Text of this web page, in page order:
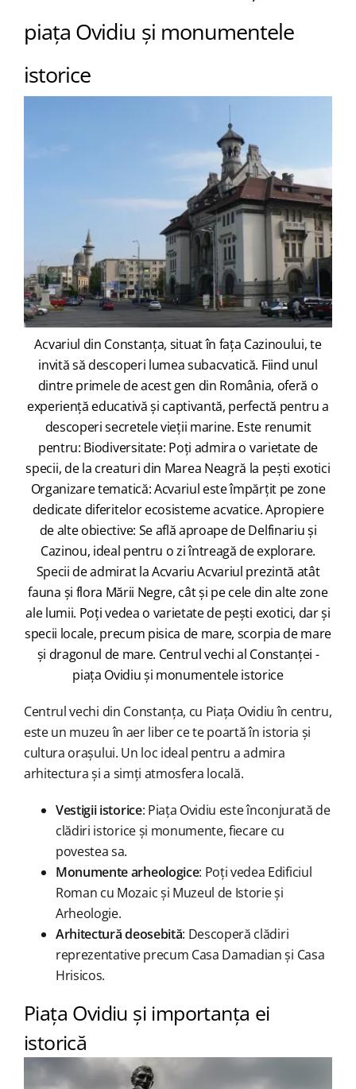
piața Ovidiu și monumentele
istorice
Acvariul din Constanța, situat în fața Cazinoului, te
invită să descoperi lumea subacvatică. Fiind unul
dintre primele de acest gen din România, oferă o
experiență educativă și captivantă, perfectă pentru a
descoperi secretele vieții marine. Este renumit
pentru: Biodiversitate: Poți admira o varietate de
specii, de la creaturi din Marea Neagră la pești exotici
Organizare tematică: Acvariul este împărțit pe zone
dedicate diferitelor ecosisteme acvatice. Apropiere
de alte obiective: Se află aproape de Delfinariu și
Cazinou, ideal pentru o zi întreagă de explorare.
Specii de admirat la Acvariu Acvariul prezintă atât
fauna și flora Mării Negre, cât și pe cele din alte zone
ale lumii. Poți vedea o varietate de pești exotici, dar și
specii locale, precum pisica de mare, scorpia de mare
și dragonul de mare. Centrul vechi al Constanței -
piața Ovidiu și monumentele istorice
Centrul vechi din Constanța, cu Piața Ovidiu în centru,
este un muzeu în aer liber ce te poartă în istoria și
cultura orașului. Un loc ideal pentru a admira
arhitectura și a simți atmosfera locală.
Vestigii istorice: Piața Ovidiu este înconjurată de
clădiri istorice și monumente, fiecare cu
povestea sa.
Monumente arheologice: Poți vedea Edificiul
Roman cu Mozaic și Muzeul de Istorie și
Arheologie.
Arhitectură deosebită: Descoperă clădiri
reprezentative precum Casa Damadian și Casa
Hrisicos.
Piața Ovidiu și importanța ei
istorică